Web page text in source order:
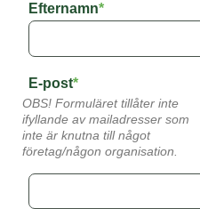
Efternamn*
E-post*
OBS! Formuläret tillåter inte
ifyllande av mailadresser som
inte är knutna till något
företag/någon organisation.